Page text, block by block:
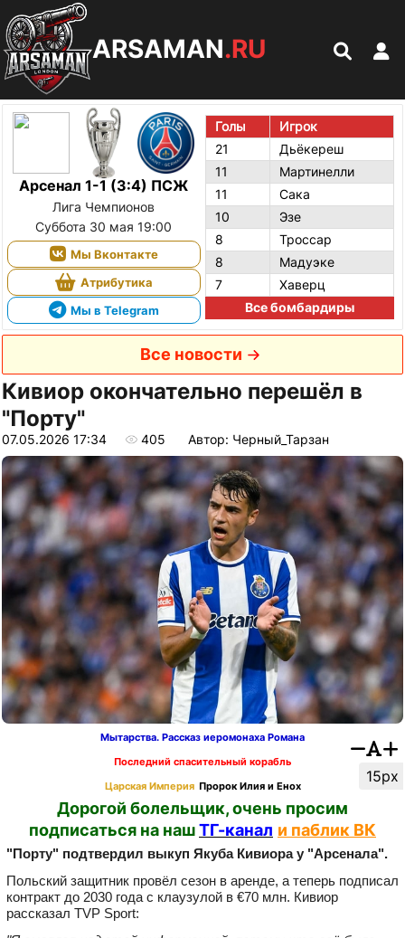
ARSAMAN.RU
Арсенал 1-1 (3:4) ПСЖ
Лига Чемпионов
Суббота 30 мая 19:00
Мы Вконтакте
Атрибутика
Мы в Telegram
Голы
Игрок
21
Дьёкереш
11
Мартинелли
11
Сака
10
Эзе
8
Троссар
8
Мадуэке
7
Хаверц
Все бомбардиры
Все новости
Кивиор окончательно перешёл в
"Порту"
07.05.2026 17:34 405 Автор: Черный_Тарзан
15px
Мытарства. Рассказ иеромонаха Романа
Последний спасительный корабль
Царская Империя Пророк Илия и Енох
Дорогой болельщик, очень просим
подписаться на нашТГ-канал и паблик ВК
"Порту" подтвердил выкуп Якуба Кивиора у "Арсенала".
Польский защитник провёл сезон в аренде, а теперь подписал
контракт до 2030 года с клаузулой в €70 млн. Кивиор
рассказал TVP Sport: